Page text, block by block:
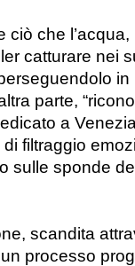
ciò che
catturare nei
parte,
a
filtraggio
sulle sponde
scandita
processo